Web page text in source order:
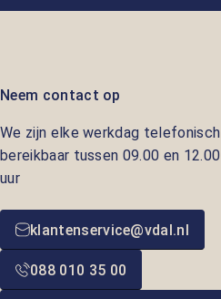
Neem contact op
We zijn elke werkdag telefonisch
bereikbaar tussen 09.00 en 12.00
uur
klantenservice@vdal.nl
088 010 35 00